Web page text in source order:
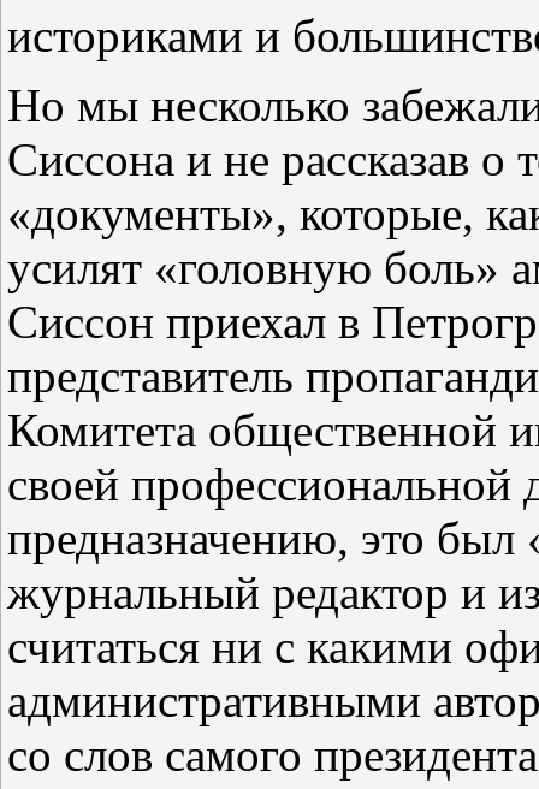
историками и
Но мы несколько
Сиссона и не рассказав о
«документы», которые,
усилят «головную боль»
Сиссон приехал в
представитель
Комитета общественной
своей профессиональной
предназначению, это
журнальный редактор и
считаться ни с какими
административными
со слов самого